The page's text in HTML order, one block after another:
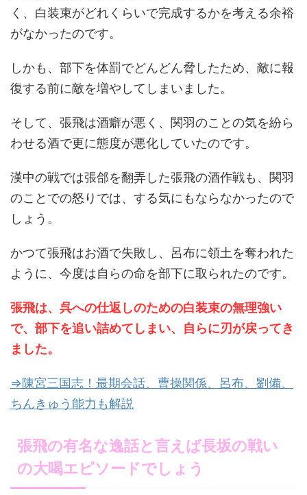
く、白装束がどれくらいで完成するかを考える余裕
がなかったのです。
しかも、部下を体罰でどんどん脅したため、敵に報
復する前に敵を増やしてしまいました。
そして、張飛は酒癖が悪く、関羽のことの気を紛ら
わせる酒で更に態度が悪化していたのです。
漢中の戦では張郃を翻弄した張飛の酒作戦も、関羽
のことでの怒りでは、する気にもならなかったので
しょう。
かつて張飛はお酒で失敗し、呂布に領土を奪われた
ように、今度は自らの命を部下に取られたのです。
張飛は、呉への仕返しのための白装束の無理強い
で、部下を追い詰めてしまい、自らに刃が戻ってき
ました。
⇒陳宮三国志！最期会話、曹操関係、呂布、劉備、
ちんきゅう能力も解説
張飛の有名な逸話と言えば長坂の戦い
の大喝エピソードでしょう